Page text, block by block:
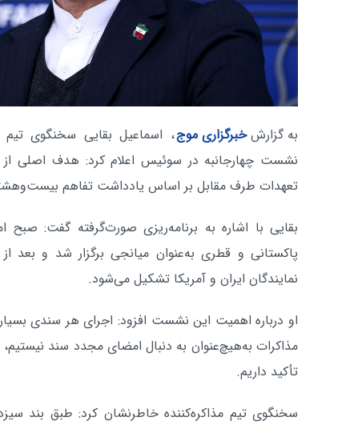
به گزارشخبرگزاری موج، اسماعیل بقایی سخنگوی تیم
نشست چهارجانبه در سوئیس اعلام کرد: هدف اصلی از
تعهدات طرف مقابل بر اساس یادداشت تفاهم
بقایی با اشاره به برنامه‌ریزی صورت‌گرفته گفت: صبح
پاکستانی و قطری به‌عنوان میانجی برگزار شد و بعد
نمایندگان ایران و آمریکا تشکیل می‌شود.
او درباره اهمیت این نشست افزود: اجرای هر سندی
مذاکرات به‌هیچ‌عنوان به دنبال امضای مجدد سند نیستیم،
تأکید داریم.
سخنگوی تیم مذاکره‌کننده خاطرنشان کرد: طبق بند